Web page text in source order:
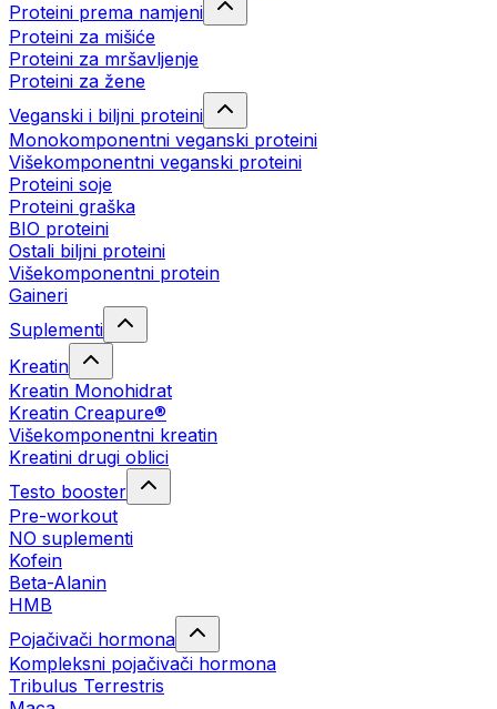
Proteini prema namjeni
Proteini za mišiće
Proteini za mršavljenje
Proteini za žene
Veganski i biljni proteini
Monokomponentni veganski proteini
Višekomponentni veganski proteini
Proteini soje
Proteini graška
BIO proteini
Ostali biljni proteini
Višekomponentni protein
Gaineri
Suplementi
Kreatin
Kreatin Monohidrat
Kreatin Creapure®
Višekomponentni kreatin
Kreatini drugi oblici
Testo booster
Pre-workout
NO suplementi
Kofein
Beta-Alanin
HMB
Pojačivači hormona
Kompleksni pojačivači hormona
Tribulus Terrestris